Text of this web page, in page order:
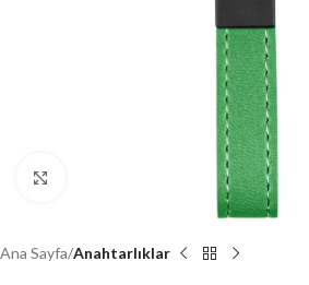
Ana Sayfa Anahtarlıklar